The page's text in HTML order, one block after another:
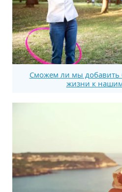
Сможем ли мы добавить
жизни к